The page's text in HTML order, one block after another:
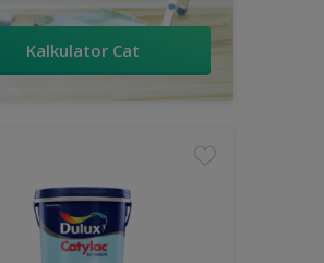
Kalkulator Cat